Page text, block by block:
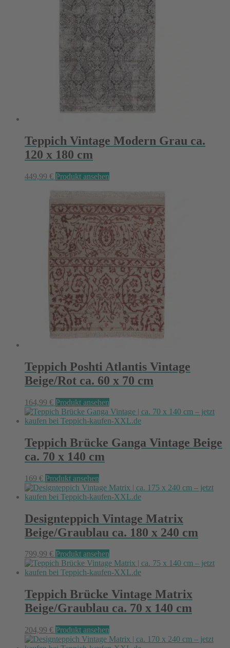
Teppich Vintage Modern Grau ca.
120 x 180 cm
449,99 € Produkt ansehen
Teppich Poshti Atlantis Vintage
Beige/Rot ca. 60 x 70 cm
164,99 € Produkt ansehen
Teppich Brücke Ganga Vintage Beige
ca. 70 x 140 cm
169 € Produkt ansehen
Designteppich Vintage Matrix
Beige/Graublau ca. 180 x 240 cm
799,99 € Produkt ansehen
Teppich Brücke Vintage Matrix
Beige/Graublau ca. 70 x 140 cm
204,99 € Produkt ansehen